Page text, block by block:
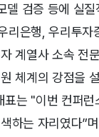
델 검증 등에 실
리은행, 우리투
계열사 소속 전
체계의 강점을
는 "이번 컨퍼
하는 자리였다”